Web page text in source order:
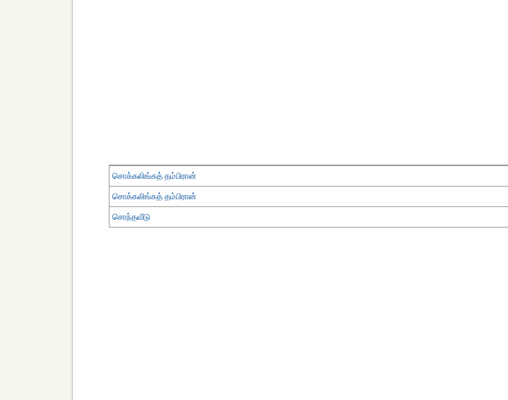
சொக்கலிங்கத் தம்பிரான்
சொக்கலிங்கத் தம்பிரான்
சொந்தவீடு